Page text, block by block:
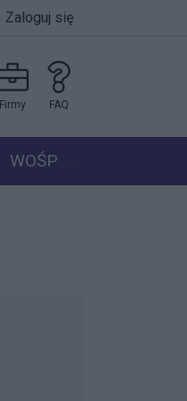
Zaloguj się
Firmy FAQ
WOŚP